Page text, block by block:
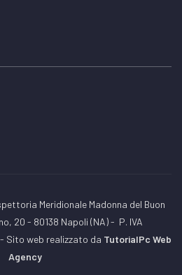
Meridionale Madonna del Buon
20 - 80138 Napoli (NA) - P. IVA
- Sito web realizzato da TutorialPc Web
Agency